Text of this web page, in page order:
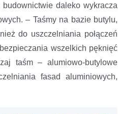
daleko wykracza
– Taśmy na bazie butylu,
do uszczelniania połączeń
wszelkich pęknięć
taśm – alumiowo-butylowe
fasad aluminiowych,